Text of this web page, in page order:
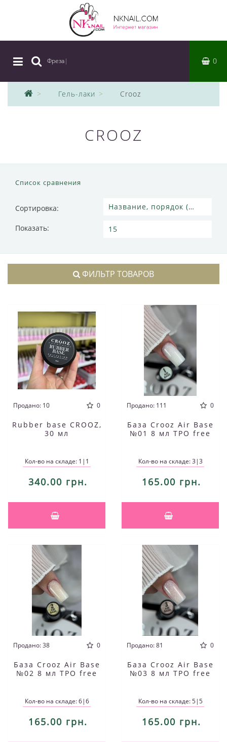
Фреза| 0
Гель-лаки Crooz
CROOZ
Список сравнения
Сортировка:
Показать:
ФИЛЬТР ТОВАРОВ
Продано: 10 0
Rubber base CROOZ,
30 мл
Кол-во на складе: 1|1
340.00 грн.
Продано: 111 0
База Crooz Air Base
№01 8 мл TPO free
Кол-во на складе: 3|3
165.00 грн.
Продано: 38 0
База Crooz Air Base
№02 8 мл TPO free
Кол-во на складе: 6|6
165.00 грн.
Продано: 81 0
База Crooz Air Base
№03 8 мл TPO free
Кол-во на складе: 5|5
165.00 грн.